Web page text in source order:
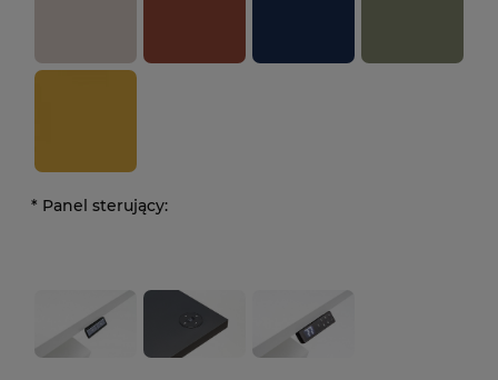
* Panel sterujący: